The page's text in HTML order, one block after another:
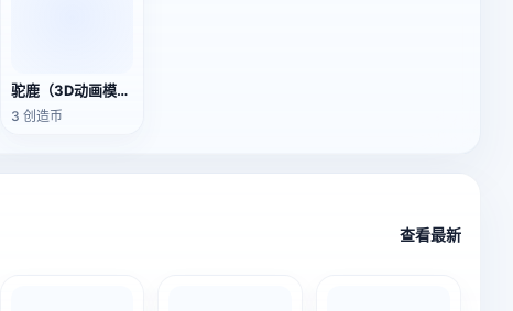
驼鹿（3D动画模型）
3 创造币
查看最新